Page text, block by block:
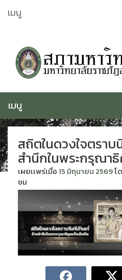
ไป
เมนู
เมนู
สถิตในดวงใจตรา
สำนึกในพระกรุณ
เผยเเพร่เมื่อ15 มิถุนายน 2569โ
ชม